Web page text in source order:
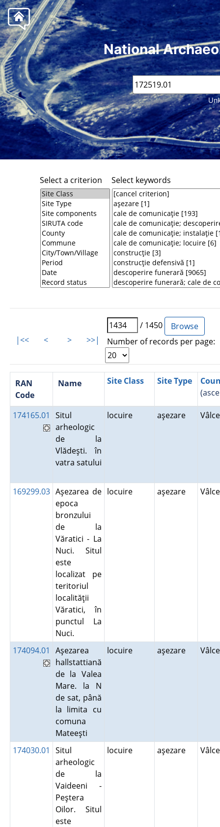
National
Select a criterion Select keywords
|<< < > >>|
/ 1450
Number of records per page:
RAN
Code
Name Site Class Site Type
174165.01
Situl
arheologic
de la
Vlădeşti. în
vatra satului
locuire aşezare
169299.03 Aşezarea de
epoca
bronzului
de la
Văratici - La
Nuci. Situl
este
localizat pe
teritoriul
localităţii
Văratici, în
punctul La
Nuci.
locuire aşezare
174094.01
Aşezarea
hallstattiană
de la Valea
Mare. la N
de sat, până
la limita cu
comuna
Mateeşti
locuire aşezare
174030.01
Situl
arheologic
de la
Vaideeni -
Peştera
Oilor. Situl
este
locuire aşezare